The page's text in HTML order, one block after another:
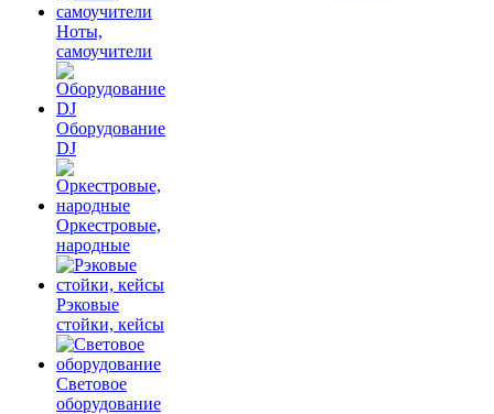
Ноты,
самоучители
Оборудование
DJ
Оркестровые,
народные
Рэковые
стойки, кейсы
Световое
оборудование